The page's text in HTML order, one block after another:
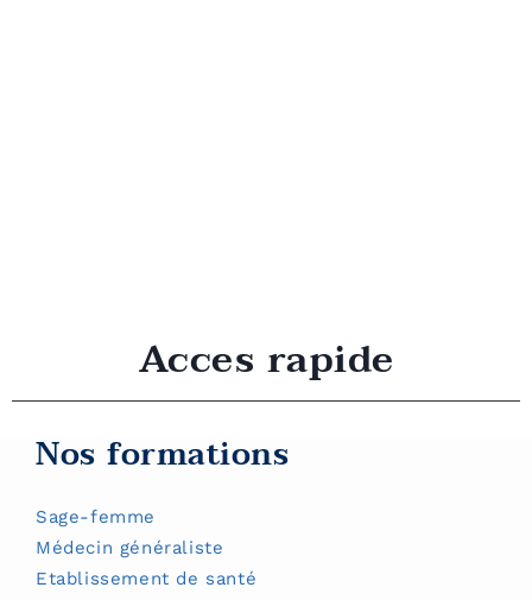
Acces rapide
Nos formations
Sage-femme
Médecin généraliste
Etablissement de santé